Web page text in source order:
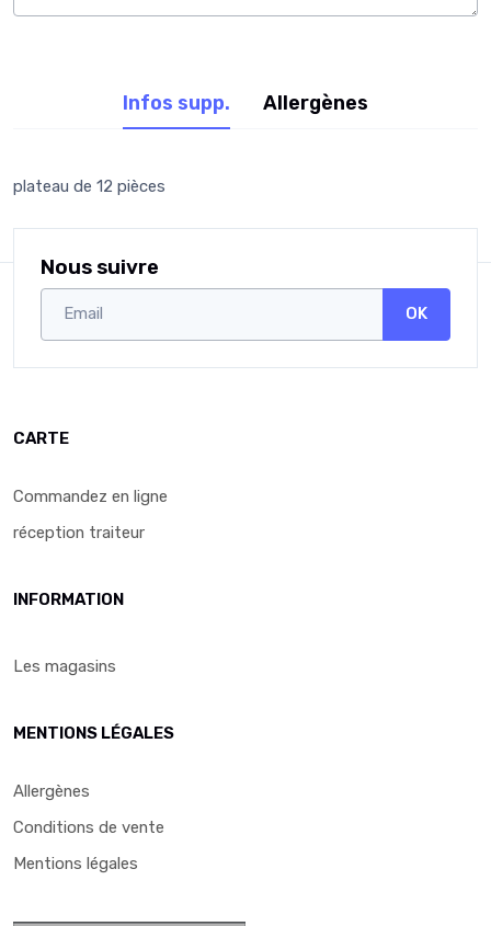
Infos supp. Allergènes
plateau de 12 pièces
Nous suivre
OK
CARTE
Commandez en ligne
réception traiteur
INFORMATION
Les magasins
MENTIONS LÉGALES
Allergènes
Conditions de vente
Mentions légales